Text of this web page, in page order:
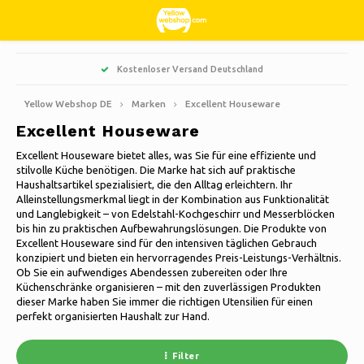
Hoofdmenu / haushalte
Kochen
Reinigen
Aufbewahrungsboxen
Hoofdmenu / hobbys & freizeit
Bücher
Kreativ
Tiere
Fahrräder
Camping
Hoofdmenu / weihnachten
Künstliche Weihnachtsbäume
Weihnachtskränze & Girlanden
Weihnachtsbeleuchtung
Weihnachtsdekoration
Hoofdmenu / kleidung
Jacken Nordberg Outdoor
Wintersport Nordberg Outdoor
Unterwäsche
Socken
Thermo
Hoofdmenu / süßigkeiten und bonbons
Süß, sauer und Lakritz
Hoofdmenu / garten
Barbecue
Pflanzgefäße und Blumentöpfe
Sonnenschirme
Gartendekoration
Gartenwerkzeuge
Hoofdmenu / wohnen, interieur und dekoration
Fußmatten
Dekoration & Zubehör
Duftkerzen
Glasbilder
Kerzen
Hoofdmenu
Nederlands
Deutsch
English
Français
Español
Italiano
Kostenloser Versand Deutschland
Yellow Webshop DE Marken Excellent Houseware
Excellent Houseware
Excellent Houseware bietet alles, was Sie für eine effiziente und
stilvolle Küche benötigen. Die Marke hat sich auf praktische
Haushaltsartikel spezialisiert, die den Alltag erleichtern. Ihr
Alleinstellungsmerkmal liegt in der Kombination aus Funktionalität
und Langlebigkeit – von Edelstahl-Kochgeschirr und Messerblöcken
bis hin zu praktischen Aufbewahrungslösungen. Die Produkte von
Excellent Houseware sind für den intensiven täglichen Gebrauch
konzipiert und bieten ein hervorragendes Preis-Leistungs-Verhältnis.
Ob Sie ein aufwendiges Abendessen zubereiten oder Ihre
Küchenschränke organisieren – mit den zuverlässigen Produkten
dieser Marke haben Sie immer die richtigen Utensilien für einen
perfekt organisierten Haushalt zur Hand.
Filter